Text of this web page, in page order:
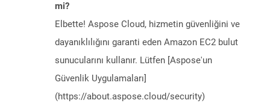
mi?
Elbette! Aspose Cloud, hizmetin güvenliğini ve
dayanıklılığını garanti eden Amazon EC2 bulut
sunucularını kullanır. Lütfen [Aspose'un
Güvenlik Uygulamaları]
(https://about.aspose.cloud/security)